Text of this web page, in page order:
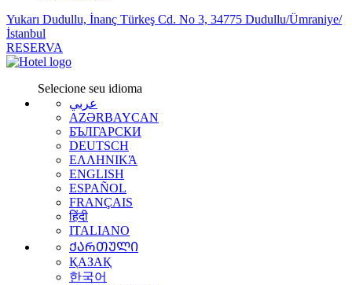
Yukarı Dudullu, İnanç Türkeş Cd. No 3, 34775 Dudullu/Ümraniye/
İstanbul
RESERVA
Selecione seu idioma
عربي
AZƏRBAYCAN
БЪЛГАРСКИ
DEUTSCH
ΕΛΛΗΝΙΚΆ
ENGLISH
ESPAÑOL
FRANÇAIS
हिंदी
ITALIANO
ᲥᲐᲠᲗᲣᲚᲘ
ҚАЗАҚ
한국어